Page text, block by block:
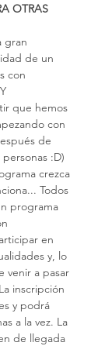
OTRAS
de un
con
que hemos
con
de
:D)
crezca
Todos
programa
en
y, lo
venir a pasar
inscripción
y podrá
a la vez. La
de llegada